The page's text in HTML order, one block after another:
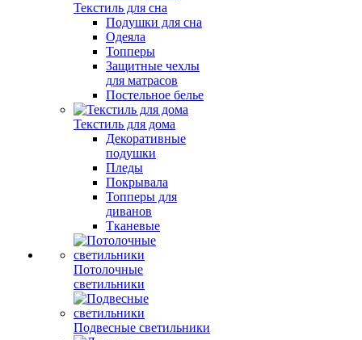
Текстиль для сна
Подушки для сна
Одеяла
Топперы
Защитные чехлы
для матрасов
Постельное белье
Текстиль для дома
Декоративные
подушки
Пледы
Покрывала
Топперы для
диванов
Тканевые
Потолочные
светильники
Подвесные светильники